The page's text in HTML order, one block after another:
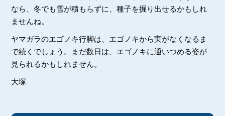
なら、冬でも雪が積もらずに、種子を掘り出せるかもしれ
ませんね。
ヤマガラのエゴノキ行脚は、エゴノキから実がなくなるま
で続くでしょう。まだ数日は、エゴノキに通いつめる姿が
見られるかもしれません。
大塚